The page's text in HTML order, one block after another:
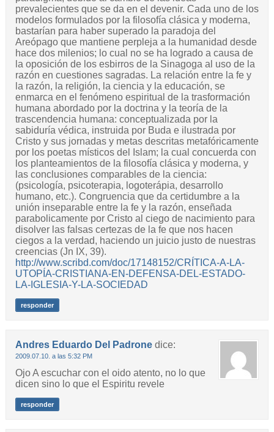
prevalecientes que se da en el devenir. Cada uno de los
modelos formulados por la filosofía clásica y moderna,
bastarían para haber superado la paradoja del
Areópago que mantiene perpleja a la humanidad desde
hace dos milenios; lo cual no se ha logrado a causa de
la oposición de los esbirros de la Sinagoga al uso de la
razón en cuestiones sagradas. La relación entre la fe y
la razón, la religión, la ciencia y la educación, se
enmarca en el fenómeno espiritual de la trasformación
humana abordado por la doctrina y la teoría de la
trascendencia humana: conceptualizada por la
sabiduría védica, instruida por Buda e ilustrada por
Cristo y sus jornadas y metas descritas metafóricamente
por los poetas místicos del Islam; la cual concuerda con
los planteamientos de la filosofía clásica y moderna, y
las conclusiones comparables de la ciencia:
(psicología, psicoterapia, logoterápia, desarrollo
humano, etc.). Congruencia que da certidumbre a la
unión inseparable entre la fe y la razón, enseñada
parabolicamente por Cristo al ciego de nacimiento para
disolver las falsas certezas de la fe que nos hacen
ciegos a la verdad, haciendo un juicio justo de nuestras
creencias (Jn IX, 39).
http://www.scribd.com/doc/17148152/CRÍTICA-A-LA-
UTOPÍA-CRISTIANA-EN-DEFENSA-DEL-ESTADO-
LA-IGLESIA-Y-LA-SOCIEDAD
responder
Andres Eduardo Del Padrone dice:
2009.07.10. a las 5:32 PM
Ojo A escuchar con el oido atento, no lo que
dicen sino lo que el Espiritu revele
responder